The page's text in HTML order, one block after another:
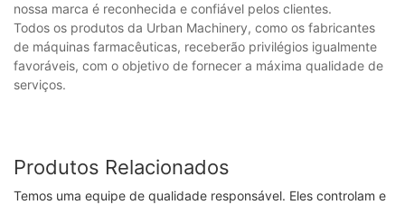
nossa marca é reconhecida e confiável pelos clientes.
Todos os produtos da Urban Machinery, como os fabricantes
de máquinas farmacêuticas, receberão privilégios igualmente
favoráveis, com o objetivo de fornecer a máxima qualidade de
serviços.
Produtos Relacionados
Temos uma equipe de qualidade responsável. Eles controlam e